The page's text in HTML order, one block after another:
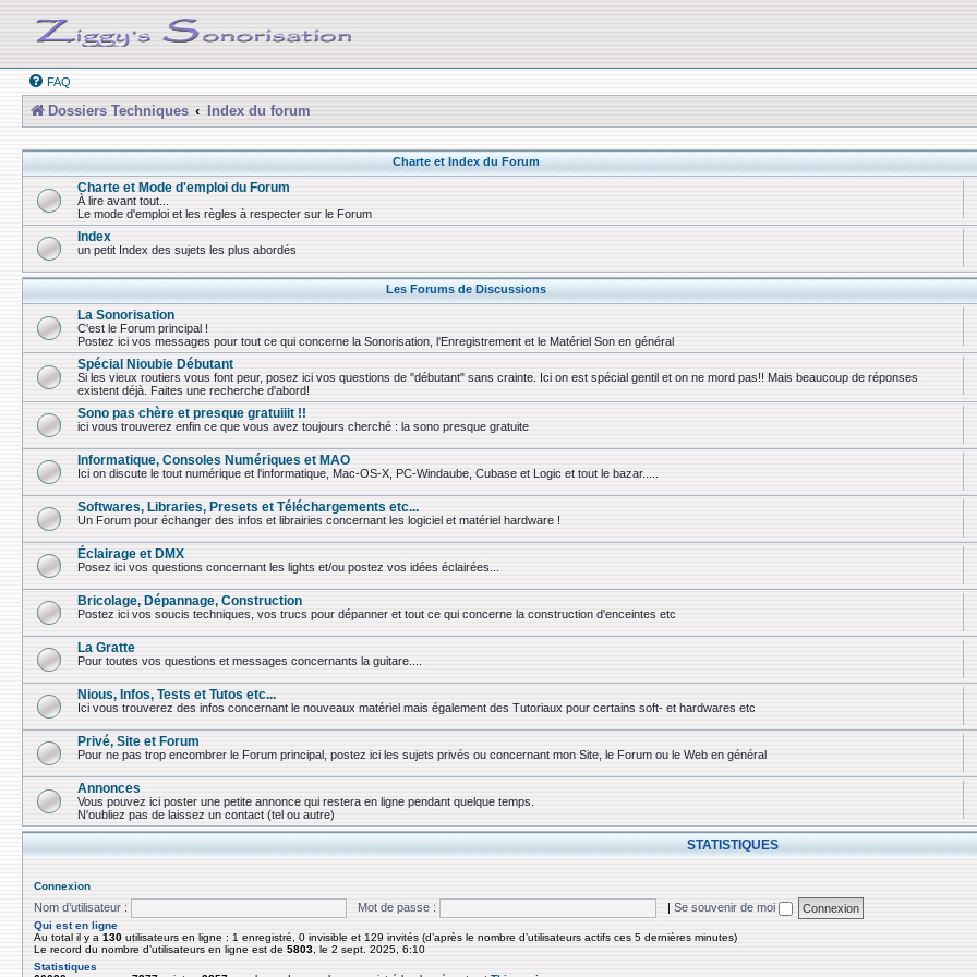
FAQ
Dossiers Techniques Index du forum
Charte et Index du Forum
Charte et Mode d'emploi du Forum
À lire avant tout...
Le mode d'emploi et les règles à respecter sur le Forum
Index
un petit Index des sujets les plus abordés
Les Forums de Discussions
La Sonorisation
C'est le Forum principal !
Postez ici vos messages pour tout ce qui concerne la Sonorisation, l'Enregistrement et le Matériel Son en général
Spécial Nioubie Débutant
Si les vieux routiers vous font peur, posez ici vos questions de "débutant" sans crainte. Ici on est spécial gentil et on ne mord pas!! Mais beaucoup de réponses
existent déjà. Faites une recherche d'abord!
Sono pas chère et presque gratuiiit !!
ici vous trouverez enfin ce que vous avez toujours cherché : la sono presque gratuite
Informatique, Consoles Numériques et MAO
Ici on discute le tout numérique et l'informatique, Mac-OS-X, PC-Windaube, Cubase et Logic et tout le bazar.....
Softwares, Libraries, Presets et Téléchargements etc...
Un Forum pour échanger des infos et librairies concernant les logiciel et matériel hardware !
Éclairage et DMX
Posez ici vos questions concernant les lights et/ou postez vos idées éclairées...
Bricolage, Dépannage, Construction
Postez ici vos soucis techniques, vos trucs pour dépanner et tout ce qui concerne la construction d'enceintes etc
La Gratte
Pour toutes vos questions et messages concernants la guitare....
Nious, Infos, Tests et Tutos etc...
Ici vous trouverez des infos concernant le nouveaux matériel mais également des Tutoriaux pour certains soft- et hardwares etc
Privé, Site et Forum
Pour ne pas trop encombrer le Forum principal, postez ici les sujets privés ou concernant mon Site, le Forum ou le Web en général
Annonces
Vous pouvez ici poster une petite annonce qui restera en ligne pendant quelque temps.
N'oubliez pas de laissez un contact (tel ou autre)
STATISTIQUES
Connexion
Nom d’utilisateur : Mot de passe : | Se souvenir de moi
Qui est en ligne
Au total il y a 130 utilisateurs en ligne : 1 enregistré, 0 invisible et 129 invités (d’après le nombre d’utilisateurs actifs ces 5 dernières minutes)
Le record du nombre d’utilisateurs en ligne est de 5803 , le 2 sept. 2025, 6:10
Statistiques